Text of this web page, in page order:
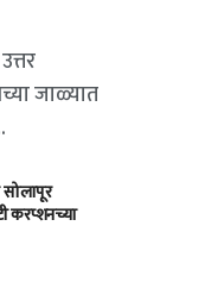
जाळ्यात
सोलापूर
करप्शनच्या